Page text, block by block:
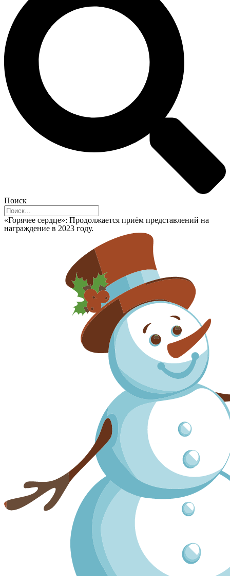
Поиск
«Горячее сердце»: Продолжается приём представлений на
награждение в 2023 году.